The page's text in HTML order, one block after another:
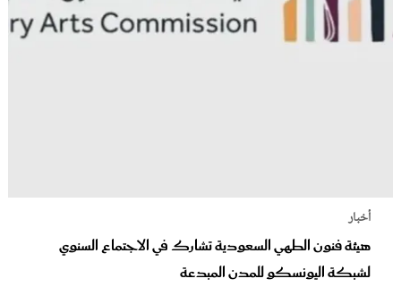
أخبار
هيئة فنون الطهي السعودية تشارك في الاجتماع السنوي
لشبكة اليونسكو للمدن المبدعة